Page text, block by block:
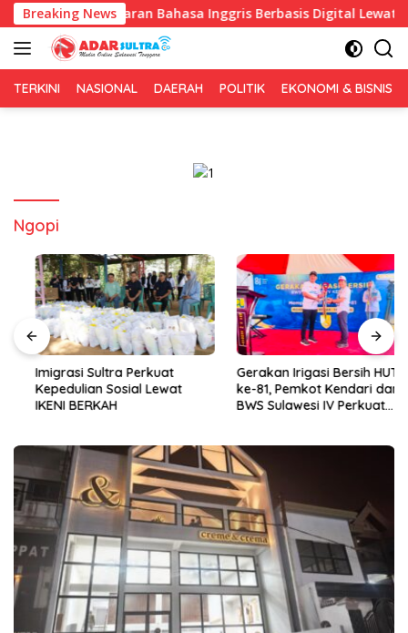
Langsung
ke
konten
Breaking News
Pembelajaran Bahasa Inggris Berbasis Digital Lewat KKN
TERKINI NASIONAL DAERAH POLITIK EKONOMI & BISNIS
Ngopi
Imigrasi Sultra Perkuat
Kepedulian Sosial Lewat
IKENI BERKAH
Gerakan Irigasi Bersih HUT RI
ke-81, Pemkot Kendari dan
BWS Sulawesi IV Perkuat